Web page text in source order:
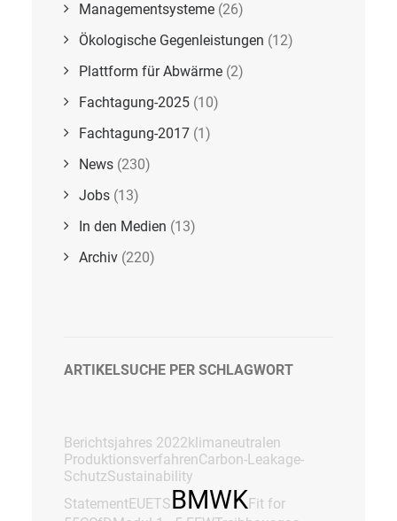
Managementsysteme (26)
Ökologische Gegenleistungen (12)
Plattform für Abwärme (2)
Fachtagung-2025 (10)
Fachtagung-2017 (1)
News (230)
Jobs (13)
In den Medien (13)
Archiv (220)
ARTIKELSUCHE PER SCHLAGWORT
Berichtsjahres 2022klimaneutralen
ProduktionsverfahrenCarbon-Leakage-
SchutzSustainability
StatementEUETSBMWKFit for